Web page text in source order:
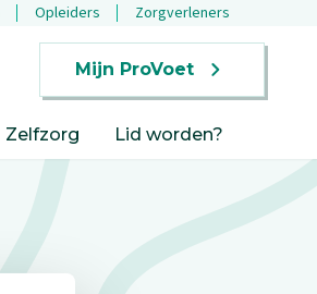
Opleiders Zorgverleners
Mijn ProVoet
Zelfzorg Lid worden?